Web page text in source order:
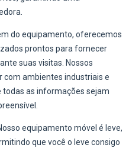
do equipamento, oferecemos
prontos para fornecer
suas visitas. Nossos
ambientes industriais e
as informações sejam
equipamento móvel é leve,
que você o leve consigo